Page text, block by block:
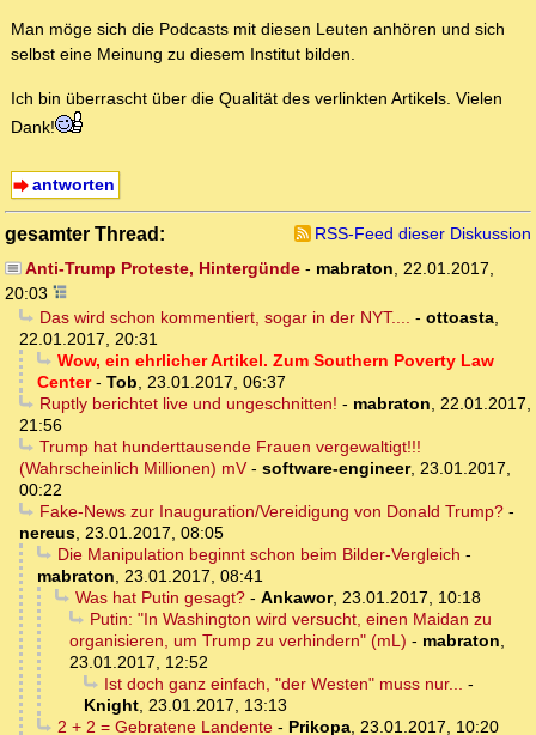
Man möge sich die Podcasts mit diesen Leuten anhören und sich
selbst eine Meinung zu diesem Institut bilden.
Ich bin überrascht über die Qualität des verlinkten Artikels. Vielen
Dank!
antworten
gesamter Thread:
RSS-Feed dieser Diskussion
Anti-Trump Proteste, Hintergünde- mabraton, 22.01.2017,
20:03
Das wird schon kommentiert, sogar in der NYT.... - ottoasta,
22.01.2017, 20:31
Wow, ein ehrlicher Artikel. Zum Southern Poverty Law
Center- Tob, 23.01.2017, 06:37
Ruptly berichtet live und ungeschnitten! - mabraton, 22.01.2017,
21:56
Trump hat hunderttausende Frauen vergewaltigt!!!
(Wahrscheinlich Millionen) mV- software-engineer, 23.01.2017,
00:22
Fake-News zur Inauguration/Vereidigung von Donald Trump?-
nereus, 23.01.2017, 08:05
Die Manipulation beginnt schon beim Bilder-Vergleich -
mabraton, 23.01.2017, 08:41
Was hat Putin gesagt?- Ankawor, 23.01.2017, 10:18
Putin: "In Washington wird versucht, einen Maidan zu
organisieren, um Trump zu verhindern" (mL) - mabraton,
23.01.2017, 12:52
Ist doch ganz einfach, "der Westen" muss nur... -
Knight, 23.01.2017, 13:13
2 + 2 = Gebratene Landente- Prikopa, 23.01.2017, 10:20